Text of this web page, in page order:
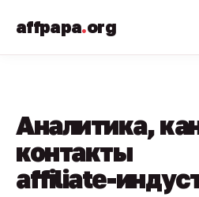
affpapa.org
Аналитика,
контакты
affiliate-